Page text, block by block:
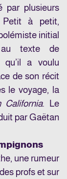
par plusieurs
Petit à petit,
initial
au texte de
qu’il a voulu
de son récit
le voyage, la
California. Le
par Gaëtan
une rumeur
profs et sur